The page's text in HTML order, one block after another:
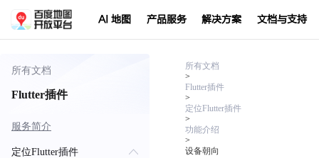
AI 地图 产品服务 解决方案 文档与支持
所有文档
Flutter插件
服务简介
定位Flutter插件
所有文档
>
Flutter插件
>
定位Flutter插件
>
功能介绍
>
设备朝向